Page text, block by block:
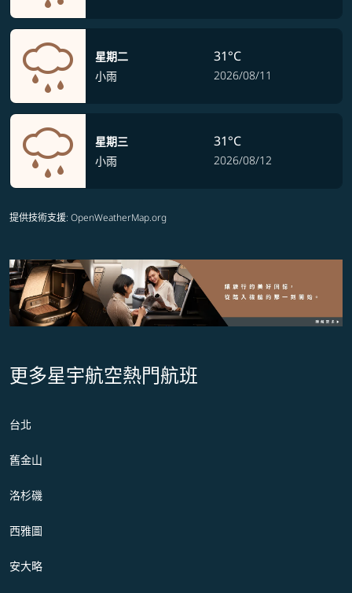
星期二
小雨
31°C
2026/08/11
星期三
小雨
31°C
2026/08/12
提供技術支援: OpenWeatherMap.org
更多星宇航空熱門航班
台北
舊金山
洛杉磯
西雅圖
安大略